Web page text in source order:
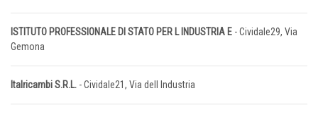
ISTITUTO PROFESSIONALE DI STATO PER L INDUSTRIA E - Cividale29, Via
Gemona
Italricambi S.R.L. - Cividale21, Via dell Industria